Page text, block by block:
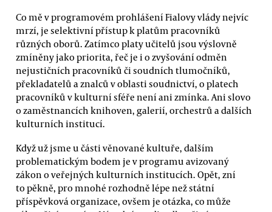
Co mě v programovém prohlášení Fialovy vlády nejvíc
mrzí, je selektivní přístup k platům pracovníků
různých oborů. Zatímco platy učitelů jsou výslovně
zmíněny jako priorita, řeč je i o zvyšování odměn
nejustičních pracovníků či soudních tlumočníků,
překladatelů a znalců v oblasti soudnictví, o platech
pracovníků v kulturní sféře není ani zmínka. Ani slovo
o zaměstnancích knihoven, galerií, orchestrů a dalších
kulturních institucí.
Když už jsme u části věnované kultuře, dalším
problematickým bodem je v programu avizovaný
zákon o veřejných kulturních institucích. Opět, zní
to pěkně, pro mnohé rozhodně lépe než státní
příspěvková organizace, ovšem je otázka, co může